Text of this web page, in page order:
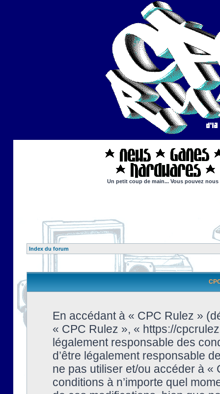
Un petit coup de main... Vous pouvez
Index du forum
En accédant à « CPC Rulez »
« CPC Rulez », « https://
légalement responsable des
d’être légalement responsable
ne pas utiliser et/ou accéder à
conditions à n’importe quel